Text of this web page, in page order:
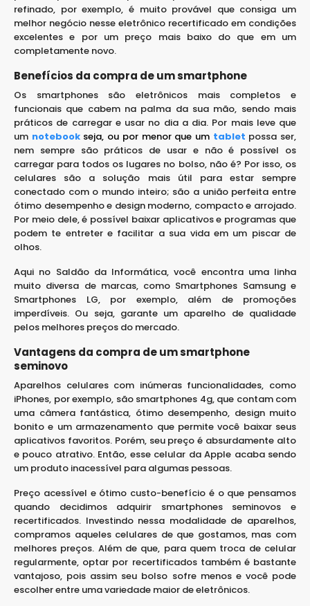
refinado, por exemplo, é muito provável que consiga um
melhor negócio nesse eletrônico recertificado em condições
excelentes e por um preço mais baixo do que em um
completamente novo.
Benefícios da compra de um smartphone
Os smartphones são eletrônicos mais completos e
funcionais que cabem na palma da sua mão, sendo mais
práticos de carregar e usar no dia a dia. Por mais leve que
um notebook seja, ou por menor que um tablet possa ser,
nem sempre são práticos de usar e não é possível os
carregar para todos os lugares no bolso, não é? Por isso, os
celulares são a solução mais útil para estar sempre
conectado com o mundo inteiro; são a união perfeita entre
ótimo desempenho e design moderno, compacto e arrojado.
Por meio dele, é possível baixar aplicativos e programas que
podem te entreter e facilitar a sua vida em um piscar de
olhos.
Aqui no Saldão da Informática, você encontra uma linha
muito diversa de marcas, como Smartphones Samsung e
Smartphones LG, por exemplo, além de promoções
imperdíveis. Ou seja, garante um aparelho de qualidade
pelos melhores preços do mercado.
Vantagens da compra de um smartphone
seminovo
Aparelhos celulares com inúmeras funcionalidades, como
iPhones, por exemplo, são smartphones 4g, que contam com
uma câmera fantástica, ótimo desempenho, design muito
bonito e um armazenamento que permite você baixar seus
aplicativos favoritos. Porém, seu preço é absurdamente alto
e pouco atrativo. Então, esse celular da Apple acaba sendo
um produto inacessível para algumas pessoas.
Preço acessível e ótimo custo-benefício é o que pensamos
quando decidimos adquirir smartphones seminovos e
recertificados. Investindo nessa modalidade de aparelhos,
compramos aqueles celulares de que gostamos, mas com
melhores preços. Além de que, para quem troca de celular
regularmente, optar por recertificados também é bastante
vantajoso, pois assim seu bolso sofre menos e você pode
escolher entre uma variedade maior de eletrônicos.